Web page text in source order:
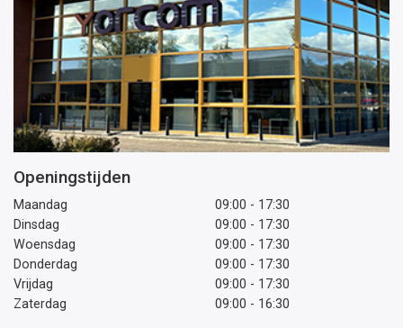
Openingstijden
Maandag
09:00 - 17:30
Dinsdag
09:00 - 17:30
Woensdag
09:00 - 17:30
Donderdag
09:00 - 17:30
Vrijdag
09:00 - 17:30
Zaterdag
09:00 - 16:30